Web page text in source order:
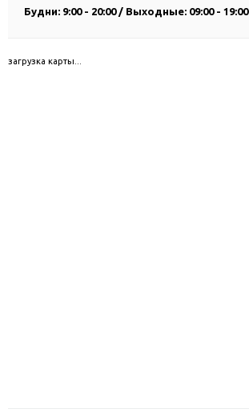
Будни: 9:00 - 20:00 / Выходные: 09:00 - 19:00
загрузка карты...